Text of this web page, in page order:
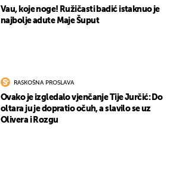
Vau, koje noge! Ružičasti badić istaknuo je
najbolje adute Maje Šuput
RASKOŠNA PROSLAVA
Ovako je izgledalo vjenčanje Tije Jurčić: Do
oltara ju je dopratio očuh, a slavilo se uz
Olivera i Rozgu